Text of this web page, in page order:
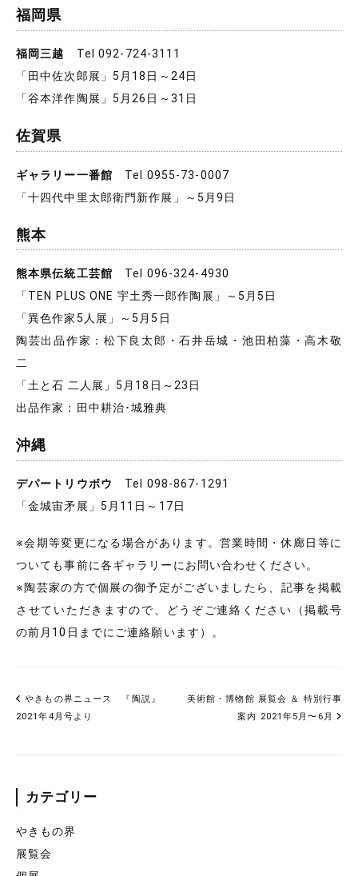
福岡県
福岡三越 Tel 092-724-3111
「田中佐次郎展」5月18日～24日
「谷本洋作陶展」5月26日～31日
佐賀県
ギャラリー一番館 Tel 0955-73-0007
「十四代中里太郎衛門新作展」～5月9日
熊本
熊本県伝統工芸館 Tel 096-324-4930
「TEN PLUS ONE 宇土秀一郎作陶展」～5月5日
「異色作家5人展」～5月5日
陶芸出品作家：松下良太郎・石井岳城・池田柏藻・高木敬
二
「土と石 二人展」5月18日～23日
出品作家：田中耕治･城雅典
沖縄
デパートリウボウ
Tel 098-867-1291
「金城宙矛展」5月11日～17日
※会期等変更になる場合があります。営業時間・休廊日等に
ついても事前に各ギャラリーにお問い合わせください。
※陶芸家の方で個展の御予定がございましたら、記事を掲載
させていただきますので、どうぞご連絡ください（掲載号
の前月10日までにご連絡願います）。
やきもの界ニュース 『陶説』
2021年4月号より
美術館・博物館 展覧会 ＆ 特別行事
案内 2021年5月〜6月
カテゴリー
やきもの界
展覧会